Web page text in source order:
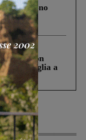
morirono
il
tir....
Castiglion
la figlia a